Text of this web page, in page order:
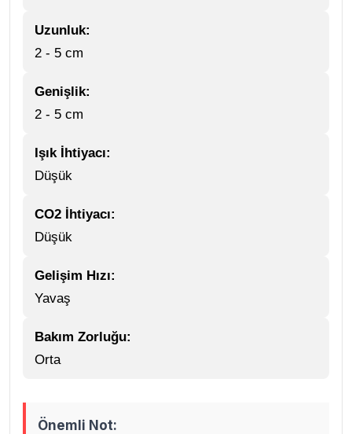
Uzunluk:
2 - 5 cm
Genişlik:
2 - 5 cm
Işık İhtiyacı:
Düşük
CO2 İhtiyacı:
Düşük
Gelişim Hızı:
Yavaş
Bakım Zorluğu:
Orta
Önemli Not: